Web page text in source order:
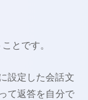
とです。
設定した会話文
て返答を自分で